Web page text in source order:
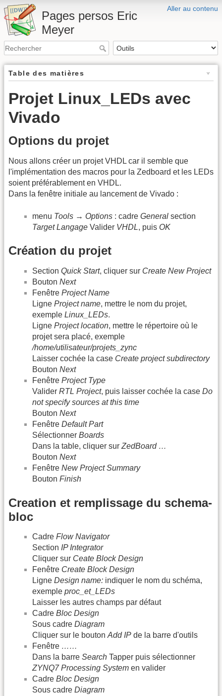
Aller au contenu
Pages persos Eric
Meyer
Table des matières
Projet Linux_LEDs avec
Vivado
Options du projet
Nous allons créer un projet VHDL car il semble que
l'implémentation des macros pour la Zedboard et les LEDs
soient préférablement en VHDL.
Dans la fenêtre initiale au lancement de Vivado :
menu Tools → Options : cadre General section
Target Langage Valider VHDL, puis OK
Création du projet
Section Quick Start, cliquer sur Create New Project
Bouton Next
Fenêtre Project Name
Ligne Project name, mettre le nom du projet,
exemple Linux_LEDs.
Ligne Project location, mettre le répertoire où le
projet sera placé, exemple
/home/utilisateur/projets_zync
Laisser cochée la case Create project subdirectory
Bouton Next
Fenêtre Project Type
Valider RTL Project, puis laisser cochée la case Do
not specify sources at this time
Bouton Next
Fenêtre Default Part
Sélectionner Boards
Dans la table, cliquer sur ZedBoard …
Bouton Next
Fenêtre New Project Summary
Bouton Finish
Creation et remplissage du schema-
bloc
Cadre Flow Navigator
Section IP Integrator
Cliquer sur Ceate Block Design
Fenêtre Create Block Design
Ligne Design name: indiquer le nom du schéma,
exemple proc_et_LEDs
Laisser les autres champs par défaut
Cadre Bloc Design
Sous cadre Diagram
Cliquer sur le boutonAdd IP de la barre d'outils
Fenêtre ……
Dans la barre Search Tapper puis sélectionner
ZYNQ7 Processing System en valider
Cadre Bloc Design
Sous cadre Diagram